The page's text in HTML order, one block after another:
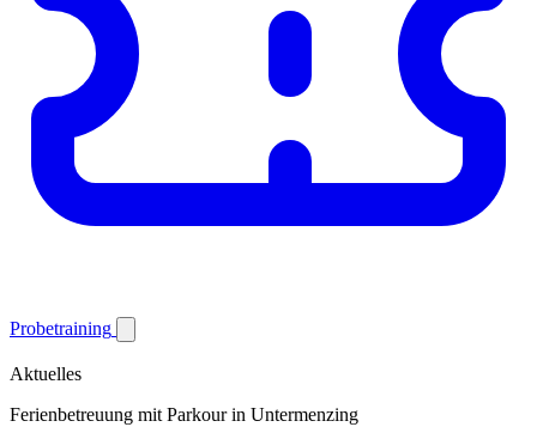
Probetraining
Aktuelles
Ferienbetreuung mit Parkour in Untermenzing